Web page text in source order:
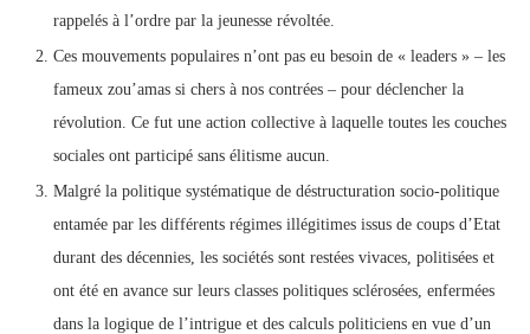
rappelés à l’ordre par la jeunesse révoltée.
Ces mouvements populaires n’ont pas eu besoin de « leaders » – les
fameux zou’amas si chers à nos contrées – pour déclencher la
révolution. Ce fut une action collective à laquelle toutes les couches
sociales ont participé sans élitisme aucun.
Malgré la politique systématique de déstructuration socio-politique
entamée par les différents régimes illégitimes issus de coups d’Etat
durant des décennies, les sociétés sont restées vivaces, politisées et
ont été en avance sur leurs classes politiques sclérosées, enfermées
dans la logique de l’intrigue et des calculs politiciens en vue d’un